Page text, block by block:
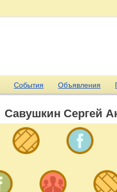
События Объявления
Савушкин Сергей